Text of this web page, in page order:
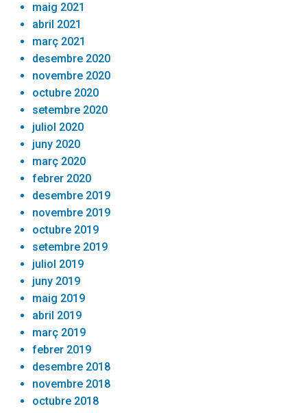
maig 2021
abril 2021
març 2021
desembre 2020
novembre 2020
octubre 2020
setembre 2020
juliol 2020
juny 2020
març 2020
febrer 2020
desembre 2019
novembre 2019
octubre 2019
setembre 2019
juliol 2019
juny 2019
maig 2019
abril 2019
març 2019
febrer 2019
desembre 2018
novembre 2018
octubre 2018